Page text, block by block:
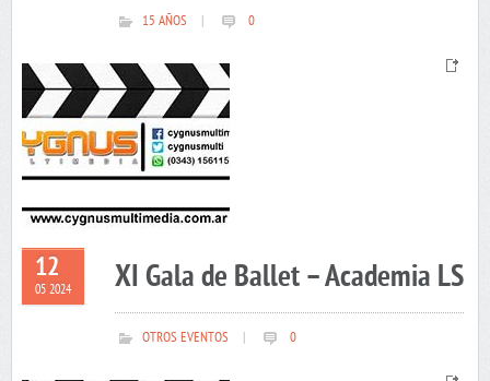
15 AÑOS 0
12
05 2024 XI Gala de Ballet – Academia LS
OTROS EVENTOS 0